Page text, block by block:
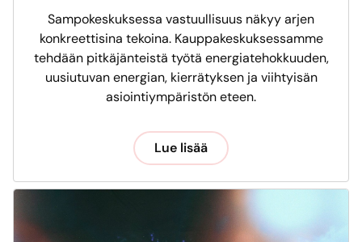
Sampokeskuksessa vastuullisuus näkyy arjen
konkreettisina tekoina. Kauppakeskuksessamme
tehdään pitkäjänteistä työtä energiatehokkuuden,
uusiutuvan energian, kierrätyksen ja viihtyisän
asiointiympäristön eteen.
Lue lisää